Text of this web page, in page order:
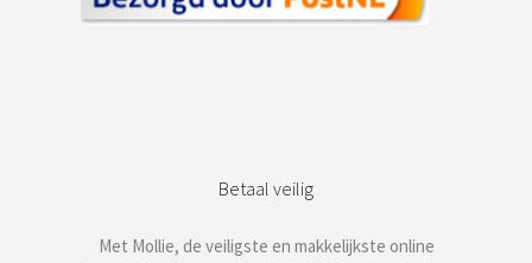
Betaal veilig
Met Mollie, de veiligste en makkelijkste online